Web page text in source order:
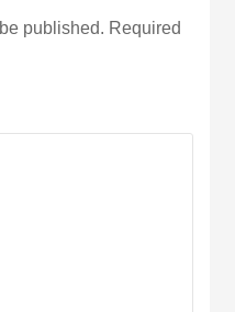
published. Required